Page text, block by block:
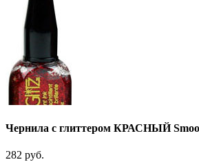
Чернила с глиттером КРАСНЫЙ
282 руб.